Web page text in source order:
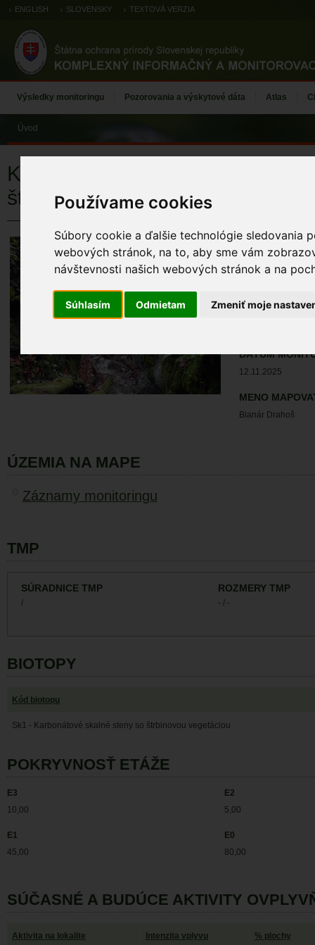
Používame cookies
Súbory cookie a ďalšie technológie sledovania
webových stránok, na to, aby sme vám
návštevnosti našich webových stránok a na
Súhlasím Odmietam Zmeniť moje
ENGLISH SLOVENSKY TEXTOVÁ VERZIA
Výsledky monitoringu Pozorovania a výskytové dáta Atlas
Úvod
Karbonátové skalné steny a
štrbinovou vegetáciou
SO
KÓD TML
PERCENTO
DÁTUM
12.11.2025
MENO
Blanár Drahoš
ÚZEMIA NA MAPE
Záznamy monitoringu
TMP
SÚRADNICE TMP
/
ROZMERY TMP
- / -
BIOTOPY
Kód biotopu
Sk1 - Karbonátové skalné steny so štrbinovou vegetáciou
POKRYVNOSŤ ETÁŽE
E3
10,00
E2
5,00
E1
45,00
E0
80,00
SÚČASNÉ A BUDÚCE AKTIVITY
Aktivita na lokalite Intenzita vplyvu % plochy